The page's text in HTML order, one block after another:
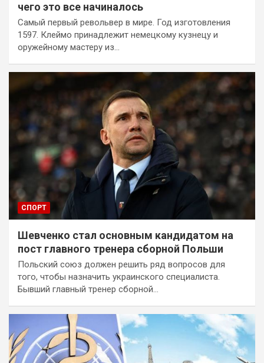
чего это все начиналось
Самый первый револьвер в мире. Год изготовления
1597. Клеймо принадлежит немецкому кузнецу и
оружейному мастеру из…
СПОРТ
Шевченко стал основным кандидатом на
пост главного тренера сборной Польши
Польский союз должен решить ряд вопросов для
того, чтобы назначить украинского специалиста.
Бывший главный тренер сборной…